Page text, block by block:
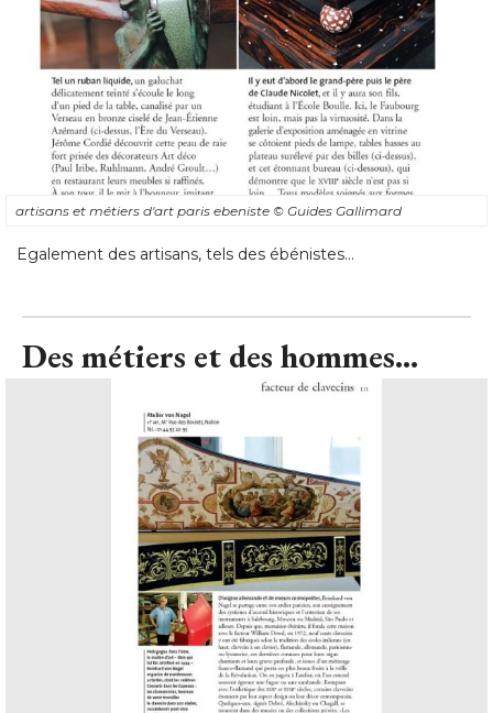
artisans et métiers d'art paris ebeniste © Guides Gallimard
Egalement des artisans, tels des ébénistes...
Des métiers et des hommes...